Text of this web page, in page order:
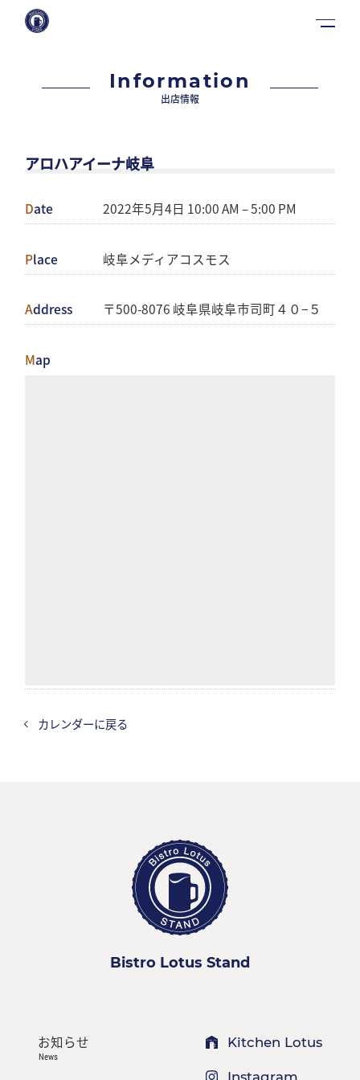
Information
出店情報
アロハアイーナ岐阜
Date 2022年5月4日 10:00 AM –5:00 PM
Place 岐阜メディアコスモス
Address 〒500-8076 岐阜県岐阜市司町４０−５
Map
カレンダーに戻る
Bistro Lotus Stand
お知らせ
News
Kitchen Lotus
Instagram